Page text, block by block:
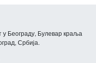
у Београду, Булевар краља
Србија.